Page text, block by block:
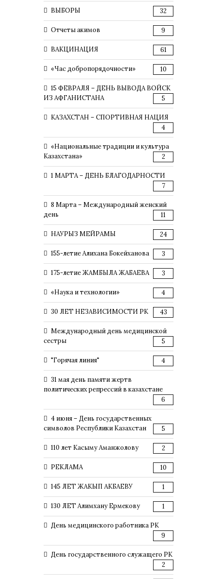
ВЫБОРЫ 32
Отчеты акимов 9
ВАКЦИНАЦИЯ 61
«Час добропорядочности» 10
15 ФЕВРАЛЯ – ДЕНЬ ВЫВОДА ВОЙСК
ИЗ АФГАНИСТАНА
5
КАЗАХСТАН – СПОРТИВНАЯ НАЦИЯ
4
«Национальные традиции и культура
Казахстана»
2
1 МАРТА – ДЕНЬ БЛАГОДАРНОСТИ
7
8 Марта – Международный женский
день
11
НАУРЫЗ МЕЙРАМЫ 24
155-летие Алихана Бокейханова 3
175-летие ЖАМБЫЛА ЖАБАЕВА 3
«Наука и технологии» 4
30 ЛЕТ НЕЗАВИСИМОСТИ РК 43
Международный день медицинской
сестры
5
"Горячая линия" 4
31 мая день памяти жертв
политических репрессий в казахстане
6
4 июня – День государственных
символов Республики Казахстан
5
110 лет Касыму Аманжолову 2
РЕКЛАМА 10
145 ЛЕТ ЖАКЫП АКБАЕВУ 1
130 ЛЕТ Алимхану Ермекову 1
День медицинского работника РК
9
День государственного служащего РК
2